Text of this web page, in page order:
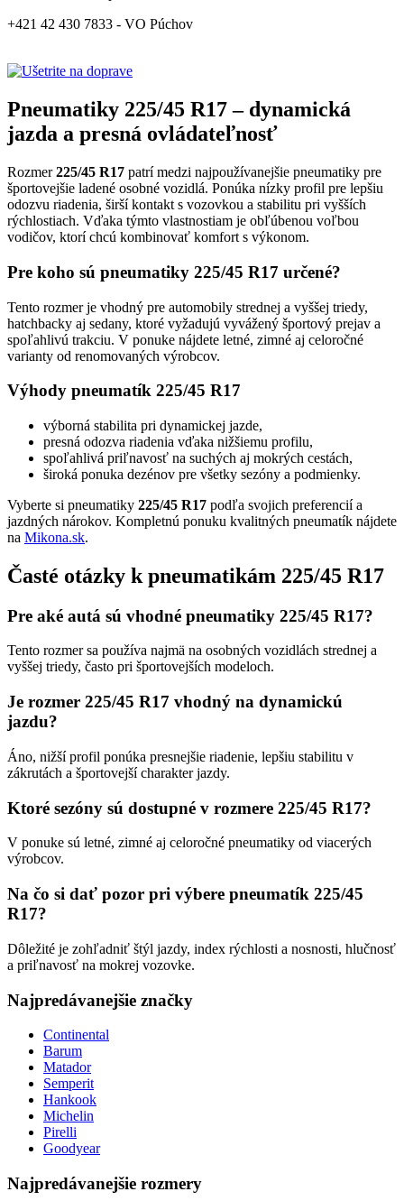
+421 42 430 7833 - VO Púchov
Pneumatiky 225/45 R17 – dynamická
jazda a presná ovládateľnosť
Rozmer225/45 R17 patrí medzi najpoužívanejšie pneumatiky pre
športovejšie ladené osobné vozidlá. Ponúka nízky profil pre lepšiu
odozvu riadenia, širší kontakt s vozovkou a stabilitu pri vyšších
rýchlostiach. Vďaka týmto vlastnostiam je obľúbenou voľbou
vodičov, ktorí chcú kombinovať komfort s výkonom.
Pre koho sú pneumatiky 225/45 R17 určené?
Tento rozmer je vhodný pre automobily strednej a vyššej triedy,
hatchbacky aj sedany, ktoré vyžadujú vyvážený športový prejav a
spoľahlivú trakciu. V ponuke nájdete letné, zimné aj celoročné
varianty od renomovaných výrobcov.
Výhody pneumatík 225/45 R17
výborná stabilita pri dynamickej jazde,
presná odozva riadenia vďaka nižšiemu profilu,
spoľahlivá priľnavosť na suchých aj mokrých cestách,
široká ponuka dezénov pre všetky sezóny a podmienky.
Vyberte si pneumatiky 225/45 R17 podľa svojich preferencií a
jazdných nárokov. Kompletnú ponuku kvalitných pneumatík nájdete
na Mikona.sk.
Časté otázky k pneumatikám 225/45 R17
Pre aké autá sú vhodné pneumatiky 225/45 R17?
Tento rozmer sa používa najmä na osobných vozidlách strednej a
vyššej triedy, často pri športovejších modeloch.
Je rozmer 225/45 R17 vhodný na dynamickú
jazdu?
Áno, nižší profil ponúka presnejšie riadenie, lepšiu stabilitu v
zákrutách a športovejší charakter jazdy.
Ktoré sezóny sú dostupné v rozmere 225/45 R17?
V ponuke sú letné, zimné aj celoročné pneumatiky od viacerých
výrobcov.
Na čo si dať pozor pri výbere pneumatík 225/45
R17?
Dôležité je zohľadniť štýl jazdy, index rýchlosti a nosnosti, hlučnosť
a priľnavosť na mokrej vozovke.
Najpredávanejšie značky
Continental
Barum
Matador
Semperit
Hankook
Michelin
Pirelli
Goodyear
Najpredávanejšie rozmery